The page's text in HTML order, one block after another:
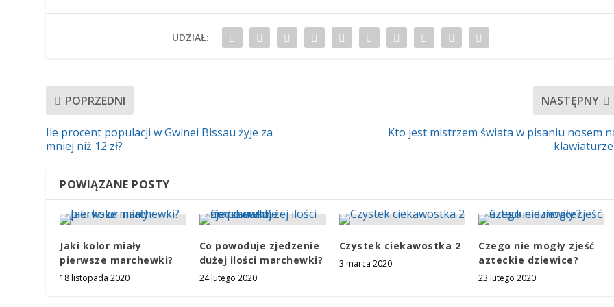
UDZIAŁ:
POPRZEDNI
Ile procent populacji w Gwinei Bissau żyje za
mniej niż 12 zł?
NASTĘPNY
Kto jest mistrzem świata w pisaniu nosem
POWIĄZANE POSTY
Jaki kolor miały
pierwsze marchewki?
18 listopada 2020
Co powoduje zjedzenie
dużej ilości marchewki?
24 lutego 2020
Czystek ciekawostka 2
3 marca 2020
Czego nie mogły zjeść
azteckie dziewice?
23 lutego 2020